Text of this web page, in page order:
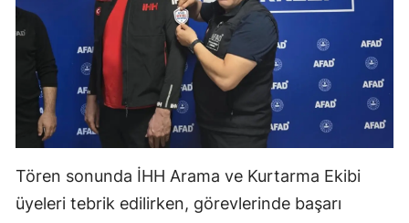
Tören sonunda İHH Arama ve Kurtarma Ekibi
üyeleri tebrik edilirken, görevlerinde başarı